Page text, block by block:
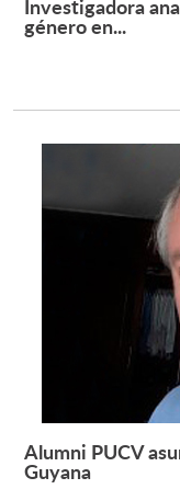
Investigadora
género en...
Alumni PUCV
Guyana